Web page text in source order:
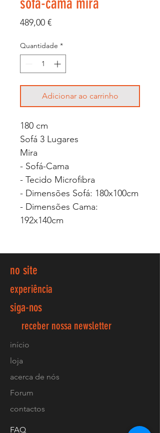
489,00 €Preço
Quantidade *
Adicionar ao carrinho
180 cm
Sofá 3 Lugares
Mira
- Sofá-Cama
- Tecido Microfibra
- Dimensões Sofá: 180x100cm
- Dimensões Cama:
192x140cm
no site
experiência
siga-nos
receber nossa newsletter
início
loja
acerca de nós
Forum
contactos
FAQ